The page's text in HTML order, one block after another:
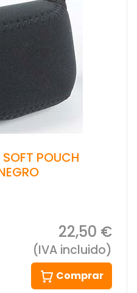
POUCH
22,50 €
(IVA incluido)
Comprar